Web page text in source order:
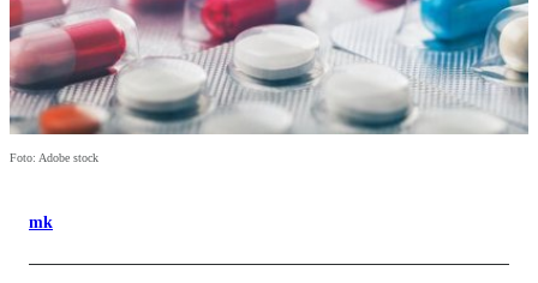
Foto: Adobe stock
mk